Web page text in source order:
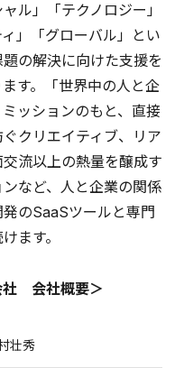
ル」「テクノロジー」
」「グローバル」とい
の解決に向けた支援を
す。「世界中の人と企
ッションのもと、直接
クリエイティブ、リア
流以上の熱量を醸成す
など、人と企業の関係
のSaaSツールと専門
ます。
社 会社概要＞
壮秀